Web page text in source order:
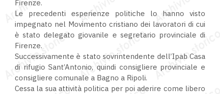
Firenze.
Le precedenti esperienze politiche lo hanno visto
impegnato nel Movimento cristiano dei lavoratori di cui
è stato delegato giovanile e segretario provinciale di
Firenze.
Successivamente è stato sovrintendente dell’Ipab Casa
di rifugio Sant’Antonio, quindi consigliere provinciale e
consigliere comunale a Bagno a Ripoli.
Cessa la sua attività politica per poi aderire come libero